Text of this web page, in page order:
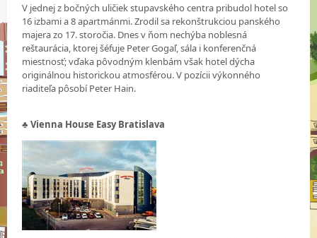
V jednej z bočných uličiek stupavského centra pribudol hotel so
16 izbami a 8 apartmánmi. Zrodil sa rekonštrukciou panského
majera zo 17. storočia. Dnes v ňom nechýba noblesná
reštaurácia, ktorej šéfuje Peter Gogaľ, sála i konferenčná
miestnosť; vďaka pôvodným klenbám však hotel dýcha
originálnou historickou atmosférou. V pozícii výkonného
riaditeľa pôsobí Peter Hain.
♣ Vienna House Easy Bratislava